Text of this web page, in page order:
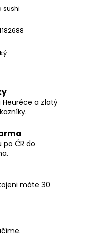
sushi
Heuréce a zlatý
ČR do
máte 30